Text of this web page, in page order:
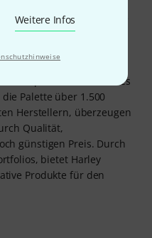
Weitere Infos
Benton die Bedürfnisse
Neben einer
bietet
Thomann auch jede
Effektpedale und weiteres
Palette über 1.500
Herstellern, überzeugen
Qualität,
günstigen Preis. Durch
bietet Harley
Produkte für den